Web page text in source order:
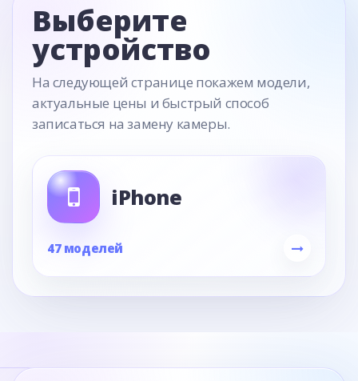
Выберите
устройство
На следующей странице покажем модели,
актуальные цены и быстрый способ
записаться на замену камеры.
iPhone
47 моделей